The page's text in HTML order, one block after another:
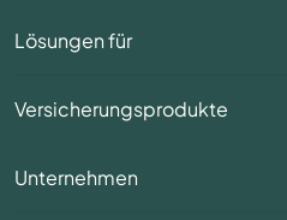
Lösungen für
Versicherungsprodukte
Unternehmen